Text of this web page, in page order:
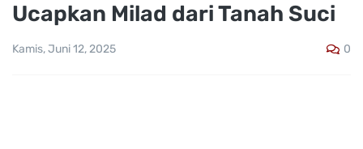
Ucapkan Milad dari Tanah Suci
Kamis, Juni 12, 2025 0